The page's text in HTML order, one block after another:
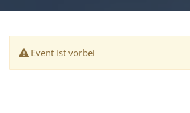
Event ist vorbei